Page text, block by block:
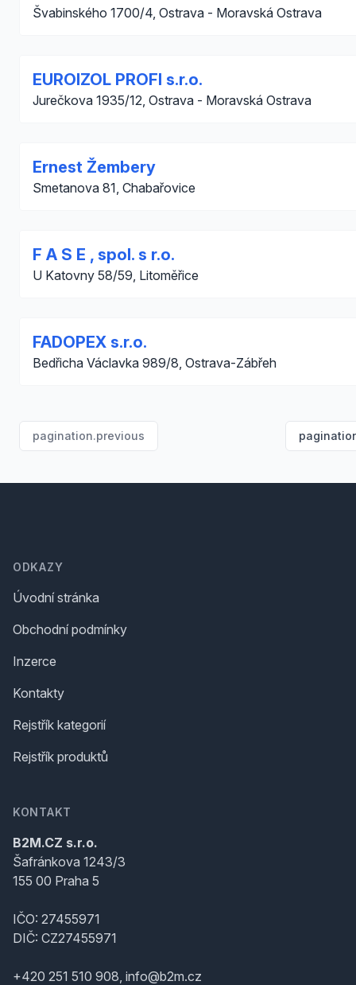
Švabinského 1700/4, Ostrava - Moravská Ostrava
EUROIZOL PROFI s.r.o.
Jurečkova 1935/12, Ostrava - Moravská Ostrava
Ernest Žembery
Smetanova 81, Chabařovice
F A S E , spol. s r.o.
U Katovny 58/59, Litoměřice
FADOPEX s.r.o.
Bedřicha Václavka 989/8, Ostrava-Zábřeh
pagination.previous
ODKAZY
Úvodní stránka
Obchodní podmínky
Inzerce
Kontakty
Rejstřík kategorií
Rejstřík produktů
KONTAKT
B2M.CZ s.r.o.
Šafránkova 1243/3
155 00 Praha 5
IČO: 27455971
DIČ: CZ27455971
+420 251 510 908, info@b2m.cz